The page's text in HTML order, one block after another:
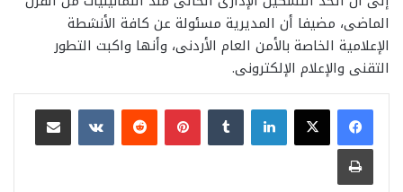
الماضى، مضيفا أن المديرية مسئولة عن كافة الأنشطة
الإعلامية الخاصة بالأمن العام الأردنى، وأنها واكبت التطور
التقنى والإعلام الإلكترونى.
لينكدإن بينتيريست
مشاركة عبر البريد
طباعة